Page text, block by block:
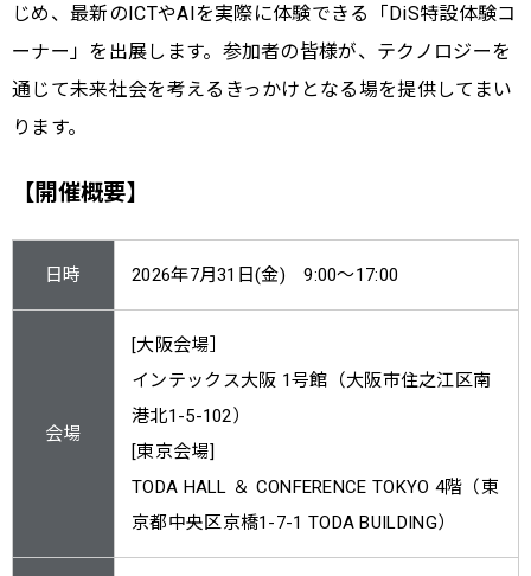
じめ、最新のICTやAIを実際に体験できる「DiS特設体験コ
ーナー」を出展します。参加者の皆様が、テクノロジーを
通じて未来社会を考えるきっかけとなる場を提供してまい
ります。
【開催概要】
日時 2026年7月31日(金) 9:00～17:00
会場
[大阪会場］
インテックス大阪 1号館（大阪市住之江区南
港北1-5-102）
[東京会場]
TODA HALL ＆ CONFERENCE TOKYO 4階（東
京都中央区京橋1-7-1 TODA BUILDING）